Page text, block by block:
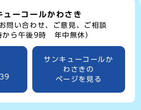
ューコールかわさき
問い合わせ、ご意見、ご相談
から午後9時 年中無休）
サンキューコールか
わさきの
ページを見る